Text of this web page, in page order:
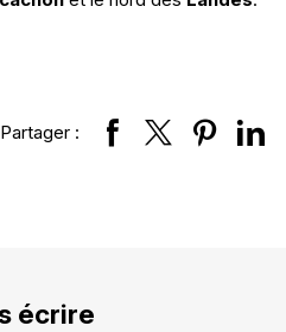
Partager :
écrire